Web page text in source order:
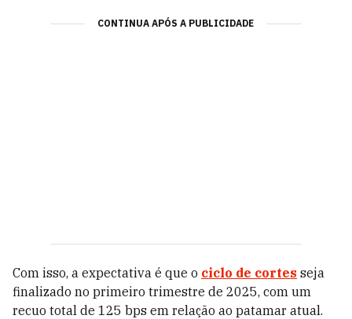
CONTINUA APÓS A PUBLICIDADE
Com isso, a expectativa é que o ciclo de cortes seja
finalizado no primeiro trimestre de 2025, com um
recuo total de 125 bps em relação ao patamar atual.